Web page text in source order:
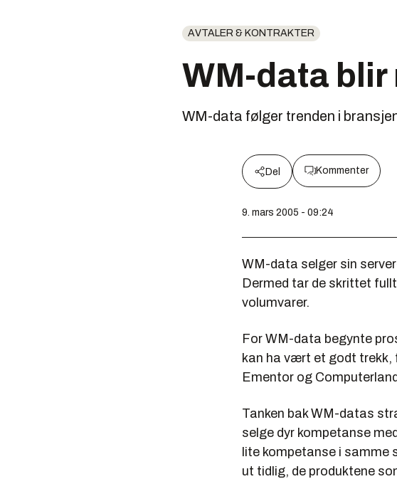
AVTALER & KONTRAKTER
WM-data
WM-data følger trenden i
Del Kommenter
9. mars 2005 - 09:24
WM-data selger sin
Dermed tar de skrittet
volumvarer.
For WM-data begynte
kan ha vært et godt trekk,
Ementor og
Tanken bak WM-datas
selge dyr kompetanse
lite kompetanse i samme
ut tidlig, de produktene